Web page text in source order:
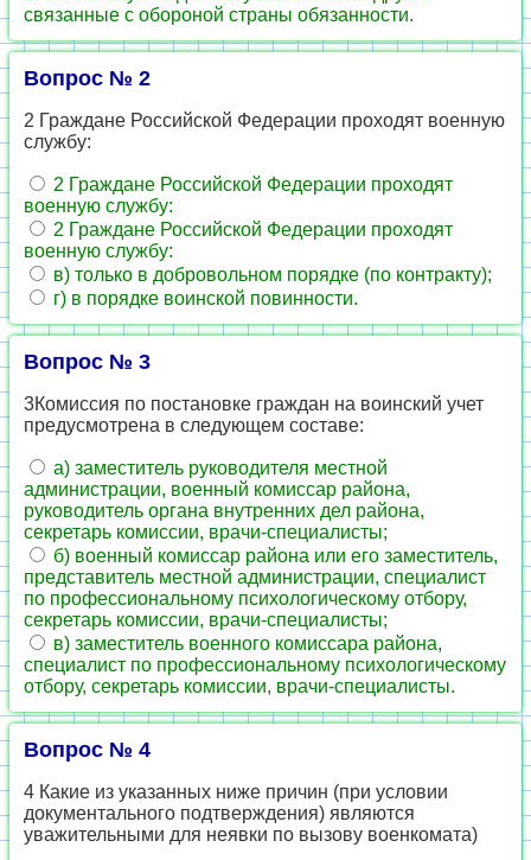
связанные с обороной страны обязанности.
Вопрос № 2
2 Граждане Российской Федерации проходят военную
службу:
2 Граждане Российской Федерации проходят
военную службу:
2 Граждане Российской Федерации проходят
военную службу:
в) только в добровольном порядке (по контракту);
г) в порядке воинской повинности.
Вопрос № 3
3Комиссия по постановке граждан на воинский учет
предусмотрена в следующем составе:
а) заместитель руководителя местной
администрации, военный комиссар района,
руководитель органа внутренних дел района,
секретарь комиссии, врачи-специалисты;
б) военный комиссар района или его заместитель,
представитель местной администрации, специалист
по профессиональному психологическому отбору,
секретарь комиссии, врачи-специалисты;
в) заместитель военного комиссара района,
специалист по профессиональному психологическому
отбору, секретарь комиссии, врачи-специалисты.
Вопрос № 4
4 Какие из указанных ниже причин (при условии
документального подтверждения) являются
уважительными для неявки по вызову военкомата)